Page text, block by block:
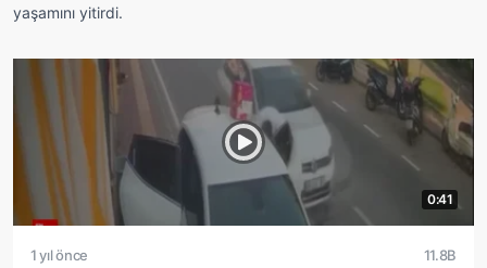
yaşamını yitirdi.
0:41
1 yıl önce 11.8B